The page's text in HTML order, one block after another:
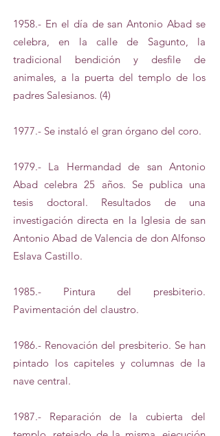
1958.- En el día de san Antonio Abad se
celebra, en la calle de Sagunto, la
tradicional bendición y desfile de
animales, a la puerta del templo de los
padres Salesianos. (4)
1977.- Se instaló el gran órgano del coro.
1979.- La Hermandad de san Antonio
Abad celebra 25 años. Se publica una
tesis doctoral. Resultados de una
investigación directa en la Iglesia de san
Antonio Abad de Valencia de don Alfonso
Eslava Castillo.
1985.- Pintura del presbiterio.
Pavimentación del claustro.
1986.- Renovación del presbiterio. Se han
pintado los capiteles y columnas de la
nave central.
1987.- Reparación de la cubierta del